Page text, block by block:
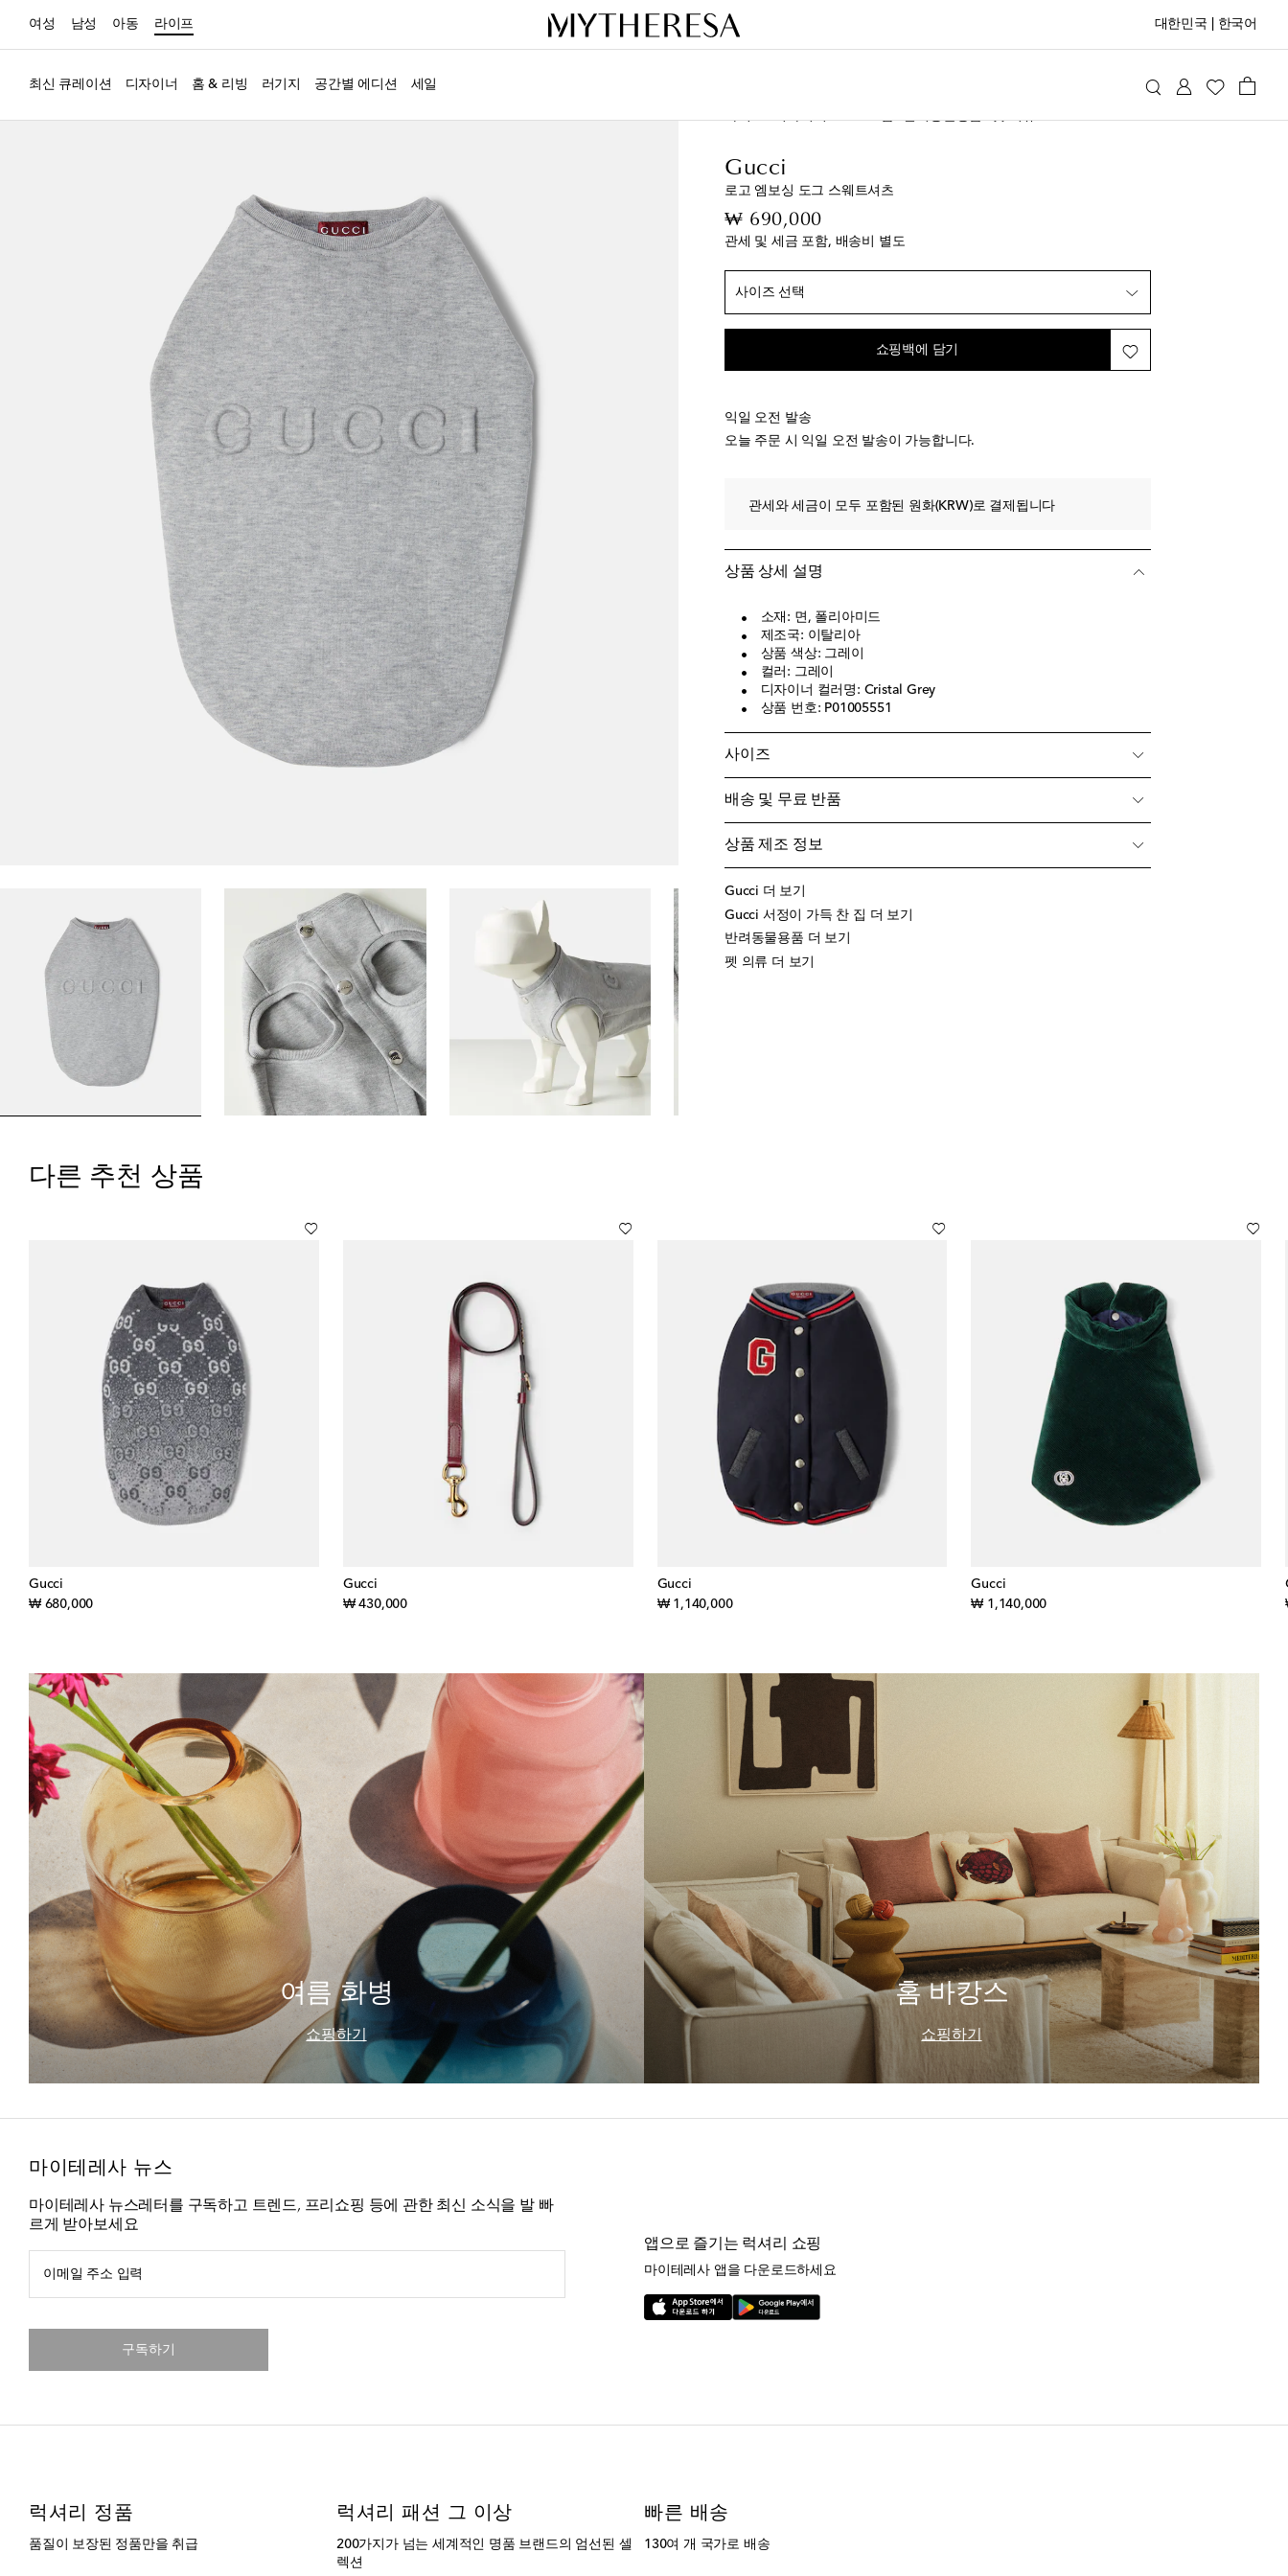
여성 남성 아동 라이프 대한민국 한국어
최신 큐레이션 디자이너 홈 & 리빙 러기지 공간별 에디션 세일
Gucci
로고 엠보싱 도그 스웨트셔츠
₩ 690,000original price
관세 및 세금 포함, 배송비 별도
사이즈 선택
XXS 위시리스트에 추가
S 위시리스트에 추가
L 품절 임박
쇼핑백에 담기
익일 오전 발송
오늘 주문 시 익일 오전 발송이 가능합니다.
관세와 세금이 모두 포함된 원화(KRW)로 결제됩니다
상품 상세 설명
소재: 면, 폴리아미드
제조국: 이탈리아
상품 색상: 그레이
컬러: 그레이
디자이너 컬러명: Cristal Grey
상품 번호: P01005551
사이즈
배송 및 무료 반품
상품 제조 정보
Gucci 더 보기
Gucci 서정이 가득 찬 집 더 보기
반려동물용품 더 보기
펫 의류 더 보기
다른 추천 상품
Gucci
₩ 680,000original price
Gucci
₩ 430,000original price
Gucci
₩ 1,140,000original price
Gucci
₩ 1,140,000original price
여름 화병
쇼핑하기
홈 바캉스
쇼핑하기
마이테레사 뉴스
마이테레사 뉴스레터를 구독하고 트렌드, 프리쇼핑 등에 관한 최신 소식을 발 빠
르게 받아보세요
이메일 주소 입력
구독하기
앱으로 즐기는 럭셔리 쇼핑
마이테레사 앱을 다운로드하세요
럭셔리 정품
품질이 보장된 정품만을 취급
럭셔리 패션 그 이상
200가지가 넘는 세계적인 명품 브랜드의 엄선된 셀
렉션
빠른 배송
130여 개 국가로 배송